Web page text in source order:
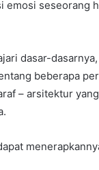
emosi seseorang
dasar-
beberapa
– arsitektur